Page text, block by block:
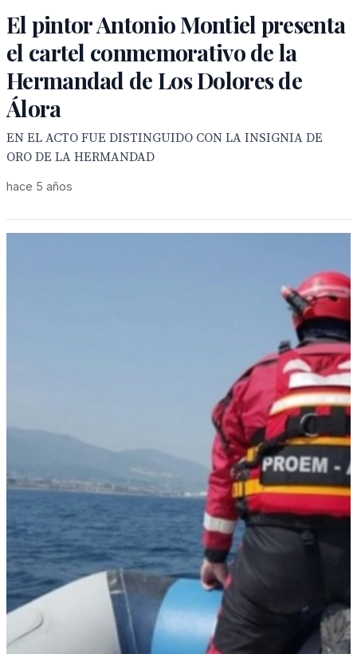
El pintor Antonio Montiel presenta
el cartel conmemorativo de la
Hermandad de Los Dolores de
Álora
EN EL ACTO FUE DISTINGUIDO CON LA INSIGNIA DE
ORO DE LA HERMANDAD
hace 5 años